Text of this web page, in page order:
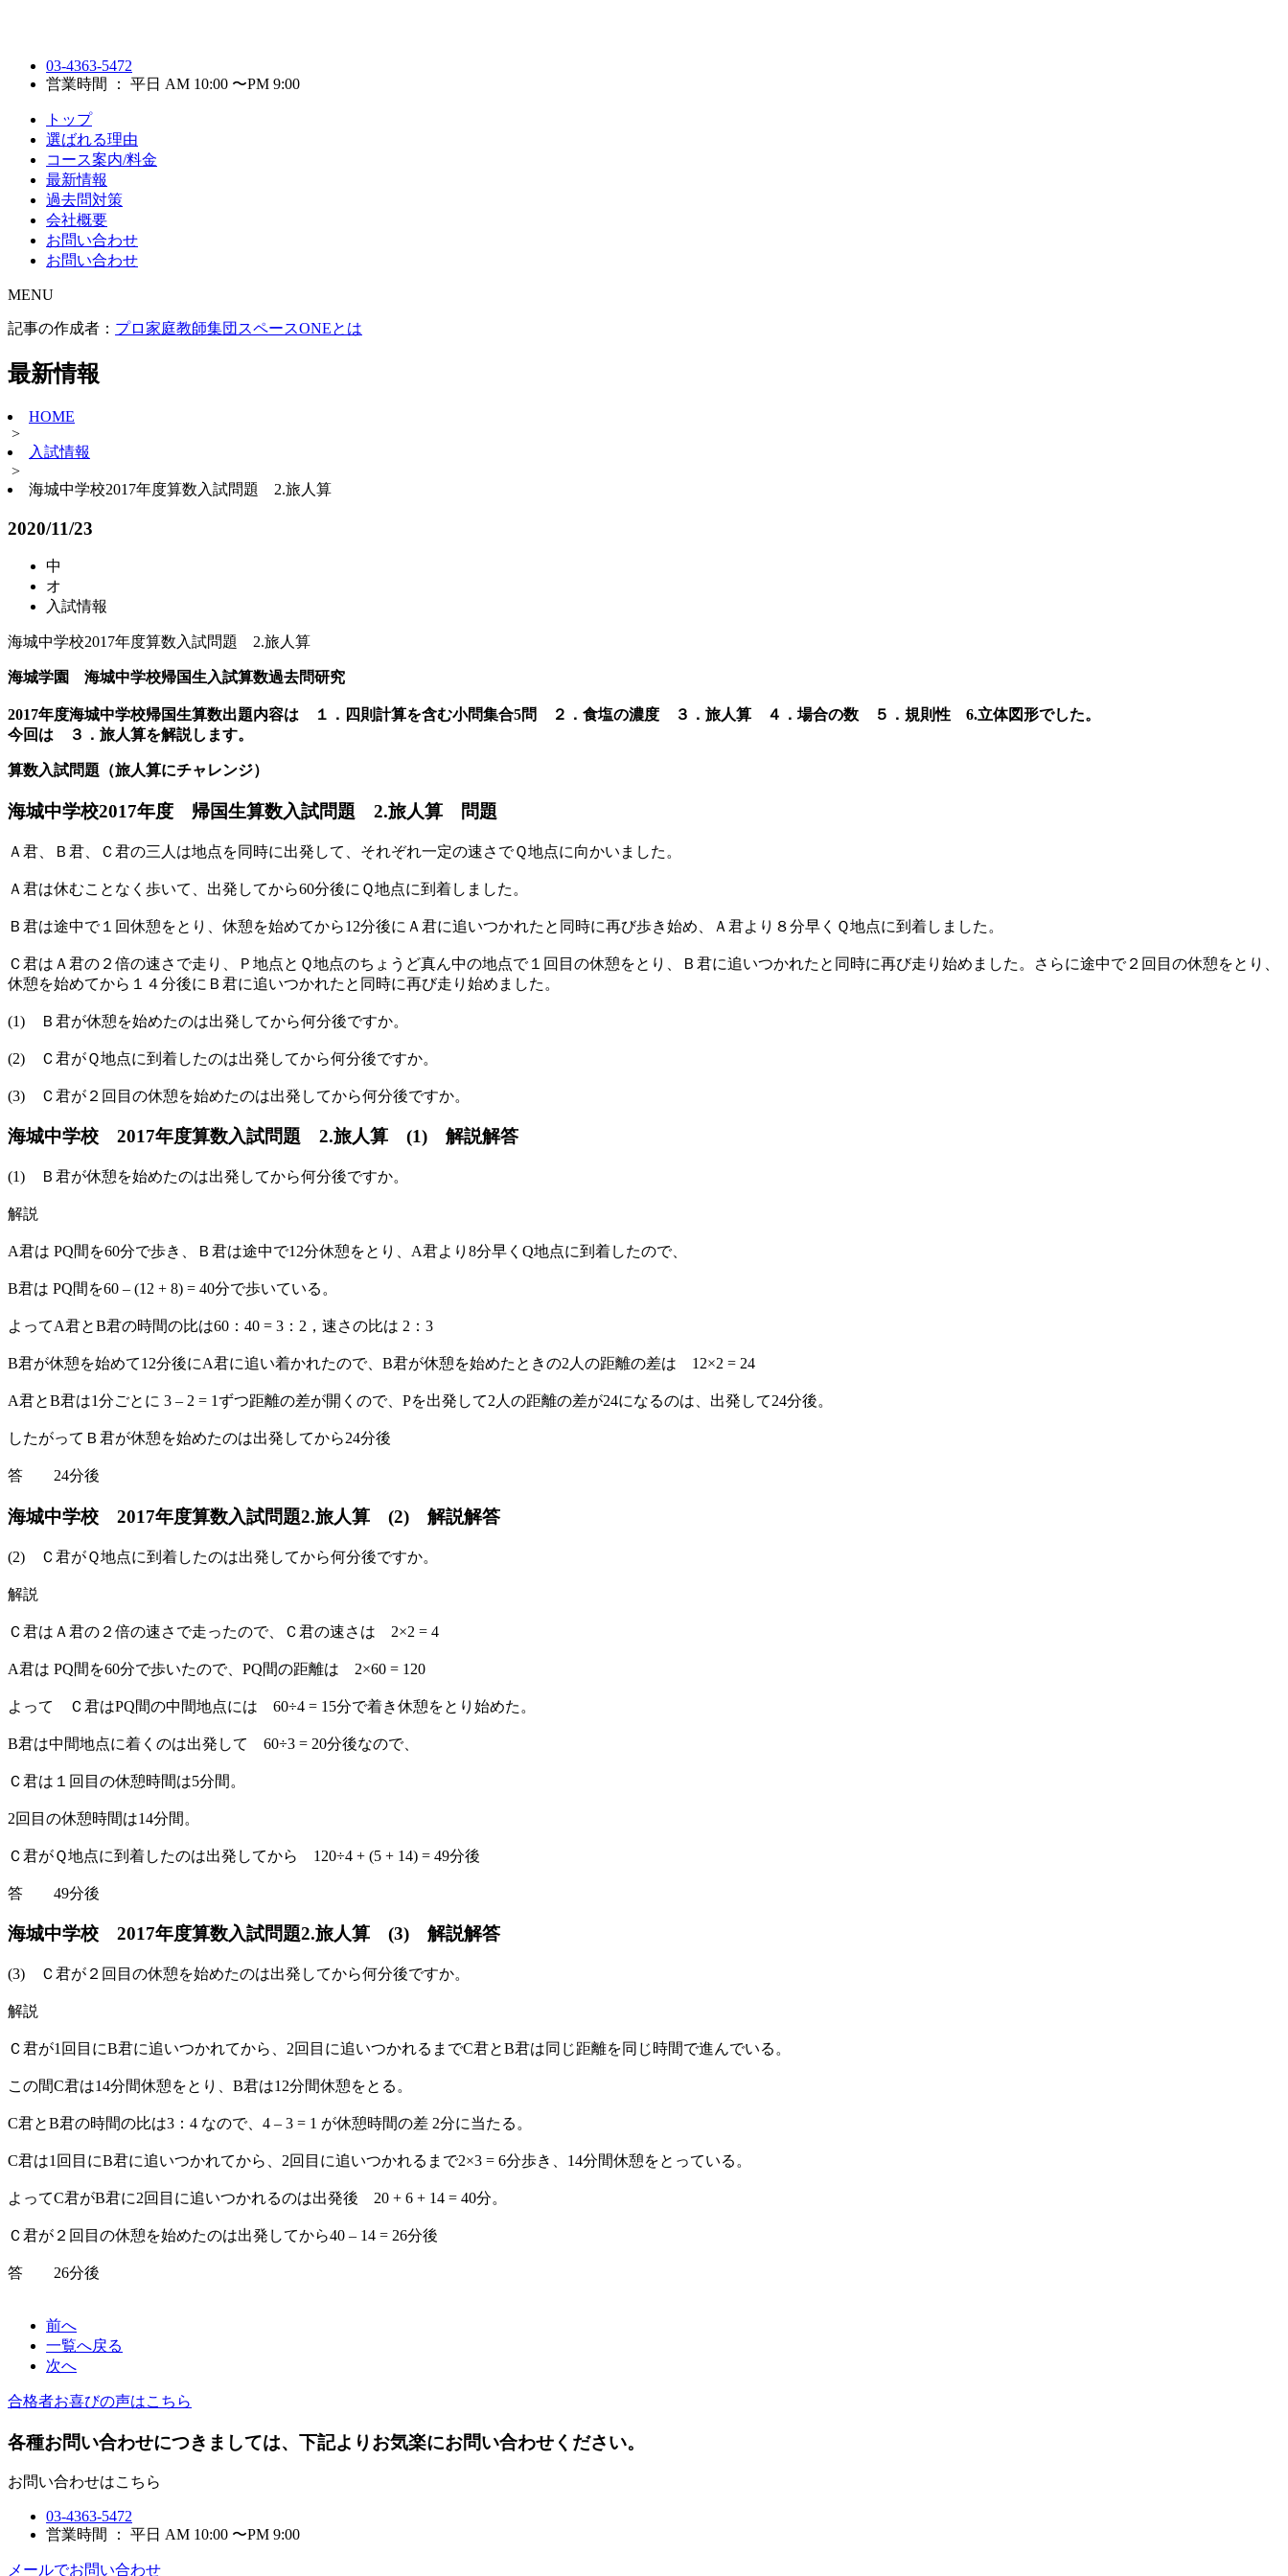
03-4363-5472
営業時間 ： 平日 AM 10:00 〜PM 9:00
トップ
選ばれる理由
コース案内/料金
最新情報
過去問対策
会社概要
お問い合わせ
お問い合わせ
MENU
記事の作成者： プロ家庭教師集団スペースONEとは
最新情報
HOME
>
入試情報
>
海城中学校2017年度算数入試問題 2.旅人算
2020/11/23
中
オ
入試情報
海城中学校2017年度算数入試問題 2.旅人算
海城学園 海城中学校帰国生入試算数過去問研究
2017年度海城中学校帰国生算数出題内容は １．四則計算を含む小問集合5問 ２．食塩の濃度 ３．旅人算 ４．場合の数 ５．規則性 6.立体図形でした。
今回は ３．旅人算を解説します。
算数入試問題（旅人算にチャレンジ）
海城中学校2017年度 帰国生算数入試問題 2.旅人算 問題
Ａ君、Ｂ君、Ｃ君の三人は地点を同時に出発して、それぞれ一定の速さでＱ地点に向かいました。
Ａ君は休むことなく歩いて、出発してから60分後にＱ地点に到着しました。
Ｂ君は途中で１回休憩をとり、休憩を始めてから12分後にＡ君に追いつかれたと同時に再び歩き始め、Ａ君より８分早くＱ地点に到着しました。
Ｃ君はＡ君の２倍の速さで走り、Ｐ地点とＱ地点のちょうど真ん中の地点で１回目の休憩をとり、Ｂ君に追いつかれたと同時に再び走り始めました。さらに途中で２回目の休憩をとり、
休憩を始めてから１４分後にＢ君に追いつかれたと同時に再び走り始めました。
(1) Ｂ君が休憩を始めたのは出発してから何分後ですか。
(2) Ｃ君がＱ地点に到着したのは出発してから何分後ですか。
(3) Ｃ君が２回目の休憩を始めたのは出発してから何分後ですか。
海城中学校 2017年度算数入試問題 2.旅人算 (1) 解説解答
(1) Ｂ君が休憩を始めたのは出発してから何分後ですか。
解説
A君は PQ間を60分で歩き、Ｂ君は途中で12分休憩をとり、A君より8分早くQ地点に到着したので、
B君は PQ間を60 – (12 + 8) = 40分で歩いている。
よってA君とB君の時間の比は60：40 = 3：2，速さの比は 2：3
B君が休憩を始めて12分後にA君に追い着かれたので、B君が休憩を始めたときの2人の距離の差は 12×2 = 24
A君とB君は1分ごとに 3 – 2 = 1ずつ距離の差が開くので、Pを出発して2人の距離の差が24になるのは、出発して24分後。
したがってＢ君が休憩を始めたのは出発してから24分後
答 24分後
海城中学校 2017年度算数入試問題2.旅人算 (2) 解説解答
(2) Ｃ君がＱ地点に到着したのは出発してから何分後ですか。
解説
Ｃ君はＡ君の２倍の速さで走ったので、Ｃ君の速さは 2×2 = 4
A君は PQ間を60分で歩いたので、PQ間の距離は 2×60 = 120
よって Ｃ君はPQ間の中間地点には 60÷4 = 15分で着き休憩をとり始めた。
B君は中間地点に着くのは出発して 60÷3 = 20分後なので、
Ｃ君は１回目の休憩時間は5分間。
2回目の休憩時間は14分間。
Ｃ君がＱ地点に到着したのは出発してから 120÷4 + (5 + 14) = 49分後
答 49分後
海城中学校 2017年度算数入試問題2.旅人算 (3) 解説解答
(3) Ｃ君が２回目の休憩を始めたのは出発してから何分後ですか。
解説
Ｃ君が1回目にB君に追いつかれてから、2回目に追いつかれるまでC君とB君は同じ距離を同じ時間で進んでいる。
この間C君は14分間休憩をとり、B君は12分間休憩をとる。
C君とB君の時間の比は3：4 なので、4 – 3 = 1 が休憩時間の差 2分に当たる。
C君は1回目にB君に追いつかれてから、2回目に追いつかれるまで2×3 = 6分歩き、14分間休憩をとっている。
よってC君がB君に2回目に追いつかれるのは出発後 20 + 6 + 14 = 40分。
Ｃ君が２回目の休憩を始めたのは出発してから40 – 14 = 26分後
答 26分後
前へ
一覧へ戻る
次へ
合格者お喜びの声はこちら
各種お問い合わせにつきましては、下記よりお気楽にお問い合わせください。
お問い合わせはこちら
03-4363-5472
営業時間 ： 平日 AM 10:00 〜PM 9:00
メールでお問い合わせ